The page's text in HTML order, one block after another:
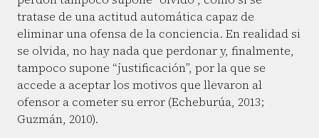
tratase de una actitud automática capaz de
eliminar una ofensa de la conciencia. En realidad si
se olvida, no hay nada que perdonar y, finalmente,
tampoco supone “justificación”, por la que se
accede a aceptar los motivos que llevaron al
ofensor a cometer su error (Echeburúa, 2013;
Guzmán, 2010).